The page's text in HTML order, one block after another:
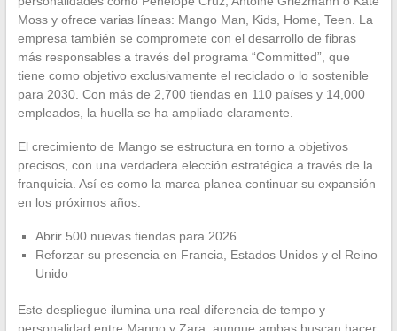
Moss y ofrece varias líneas: Mango Man, Kids, Home, Teen. La
empresa también se compromete con el desarrollo de fibras
más responsables a través del programa “Committed”, que
tiene como objetivo exclusivamente el reciclado o lo sostenible
para 2030. Con más de 2,700 tiendas en 110 países y 14,000
empleados, la huella se ha ampliado claramente.
El crecimiento de Mango se estructura en torno a objetivos
precisos, con una verdadera elección estratégica a través de la
franquicia. Así es como la marca planea continuar su expansión
en los próximos años:
Abrir 500 nuevas tiendas para 2026
Reforzar su presencia en Francia, Estados Unidos y el Reino
Unido
Este despliegue ilumina una real diferencia de tempo y